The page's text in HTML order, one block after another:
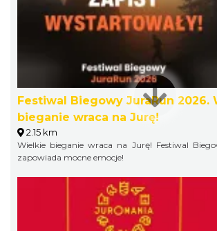
Festiwal Biegowy JuraRun 2026.
bieganie wraca na Jurę!
2.15 km
Wielkie bieganie wraca na Jurę! Festiwal
zapowiada mocne emocje!